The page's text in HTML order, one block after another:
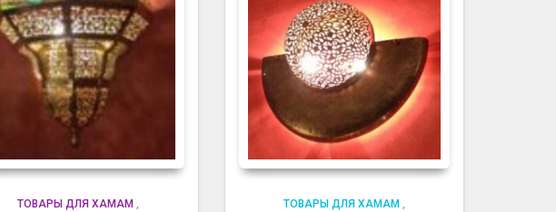
ТОВАРЫ ДЛЯ ХАМАМ ,
ТОВАРЫ ДЛЯ ХАМАМ ,